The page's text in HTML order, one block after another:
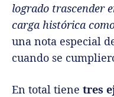
logrado trascender
carga histórica
una nota especial
cuando se
En total tiene tres